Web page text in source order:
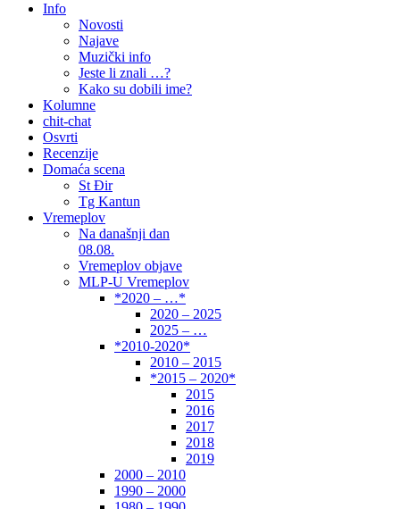
… – 1950
Autori
Info
Novosti
Najave
Muzički info
Jeste li znali …?
Kako su dobili ime?
Kolumne
chit-chat
Osvrti
Recenzije
Domaća scena
St Đir
Tg Kantun
Vremeplov
Na današnji dan
08.08.
Vremeplov objave
MLP-U Vremeplov
*2020 – …*
2020 – 2025
2025 – …
*2010-2020*
2010 – 2015
*2015 – 2020*
2015
2016
2017
2018
2019
2000 – 2010
1990 – 2000